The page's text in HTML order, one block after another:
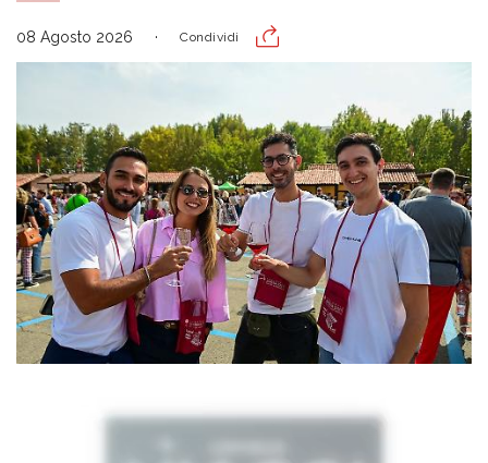
08 Agosto 2026 Condividi